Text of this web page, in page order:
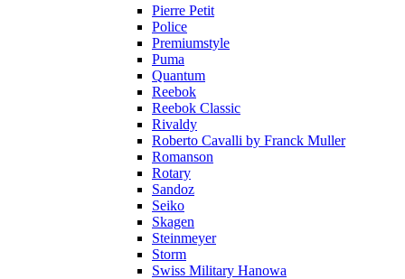
Pierre Petit
Police
Premiumstyle
Puma
Quantum
Reebok
Reebok Classic
Rivaldy
Roberto Cavalli by Franck Muller
Romanson
Rotary
Sandoz
Seiko
Skagen
Steinmeyer
Storm
Swiss Military Hanowa